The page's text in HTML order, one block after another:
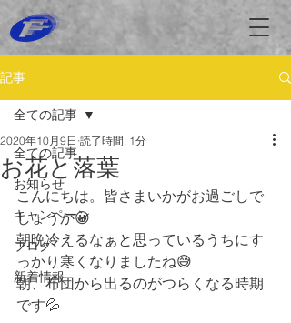
記事
全ての記事
お知らせ
キャンペーン
ブログ
新着情報
全ての記事
お花と落葉
2020年10月9日 読了時間: 1分
こんにちは。皆さまいかがお過ごしで
しょうか😀
朝晩冷えるなぁと思っているうちにす
っかり寒くなりましたね😅
朝、布団から出るのがつらくなる時期
です💦